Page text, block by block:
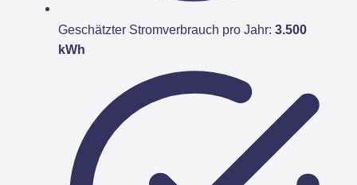
Geschätzter Stromverbrauch pro Jahr: 3.500
kWh